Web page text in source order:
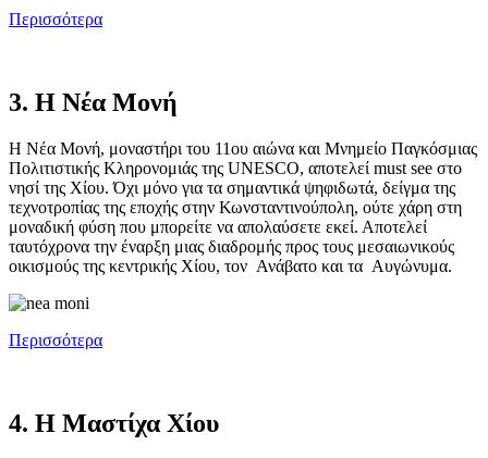
Περισσότερα
3. Η Νέα Μονή
Η Νέα Μονή, μοναστήρι του 11ου αιώνα και Μνημείο Παγκόσμιας
Πολιτιστικής Κληρονομιάς της UNESCO, αποτελεί must see στο
νησί της Χίου. Όχι μόνο για τα σημαντικά ψηφιδωτά, δείγμα της
τεχνοτροπίας της εποχής στην Κωνσταντινούπολη, ούτε χάρη στη
μοναδική φύση που μπορείτε να απολαύσετε εκεί. Αποτελεί
ταυτόχρονα την έναρξη μιας διαδρομής προς τους μεσαιωνικούς
οικισμούς της κεντρικής Χίου, τον Ανάβατο και τα Αυγώνυμα.
Περισσότερα
4. Η Μαστίχα Χίου